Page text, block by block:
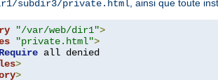
subdir3/private.html, ainsi que toute
"/var/web/dir1">
"private.html">
Require all denied
>
>